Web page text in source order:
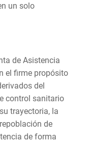
un solo
de Asistencia
el firme propósito
del
control sanitario
trayectoria, la
de
de forma